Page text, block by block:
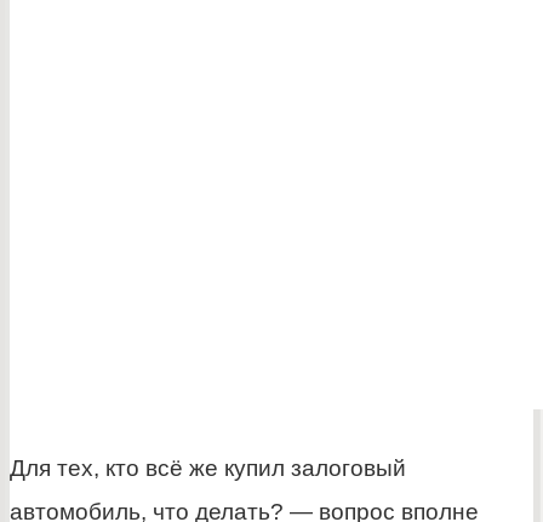
Для тех, кто всё же купил залоговый
автомобиль, что делать? — вопрос вполне